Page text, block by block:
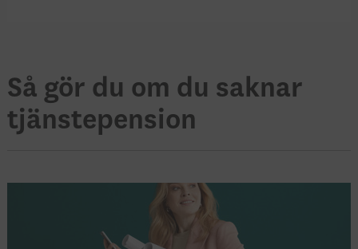
Så gör du om du saknar
tjänstepension